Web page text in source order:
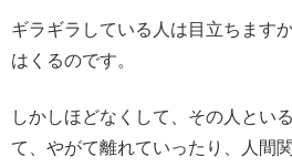
ギラギラしている人は目立ちます
はくるのです。
しかしほどなくして、その人とい
て、やがて離れていったり、人間